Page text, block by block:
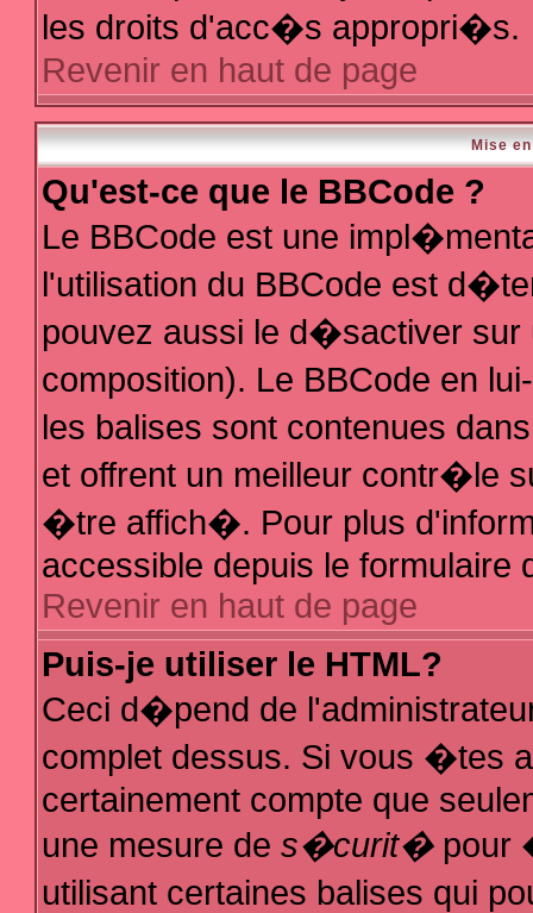
les droits d'acc�s appropri�s.
Revenir en haut de page
Mise
Qu'est-ce que le BBCode ?
Le BBCode est une
l'utilisation du BBCode est
pouvez aussi le d�sactiver sur
composition). Le BBCode en
les balises sont contenues
et offrent un meilleur contr�le
�tre affich�. Pour plus
accessible depuis le formulaire
Revenir en haut de page
Puis-je utiliser le HTML?
Ceci d�pend de
complet dessus. Si vous �tes
certainement compte que
une mesure de s�curit�pour
utilisant certaines balises qui